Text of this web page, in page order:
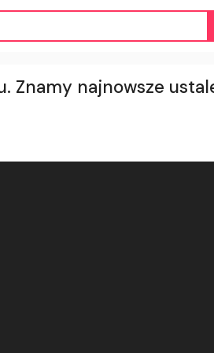
Znamy najnowsze